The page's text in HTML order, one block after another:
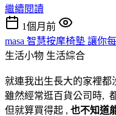
繼續閱讀
1個月前
masa 智慧按摩椅墊 讓你
生活小物 生活綜合
就連我出生長大的家裡都
雖然經常逛百貨公司時,
但就算買得起 , 也不知道